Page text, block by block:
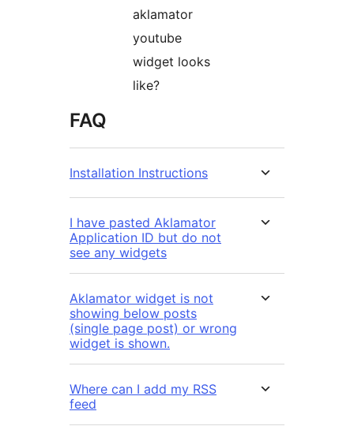
aklamator
youtube
widget looks
like?
FAQ
Installation Instructions
I have pasted Aklamator
Application ID but do not
see any widgets
Aklamator widget is not
showing below posts
(single page post) or wrong
widget is shown.
Where can I add my RSS
feed